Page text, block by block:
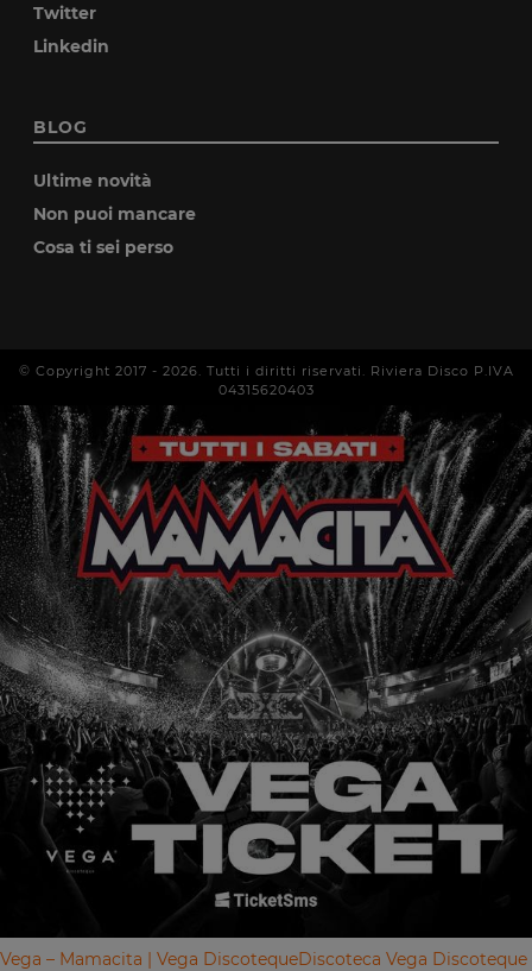
Twitter
Linkedin
BLOG
Ultime novità
Non puoi mancare
Cosa ti sei perso
© Copyright 2017 - 2026 . Tutti i diritti riservati. Riviera Disco P.IVA
04315620403
Vega – Mamacita | Vega DiscotequeDiscoteca Vega Discoteque